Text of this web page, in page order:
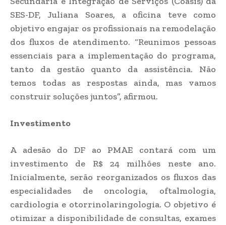
SES-DF, Juliana Soares, a oficina teve como
objetivo engajar os profissionais na remodelação
dos fluxos de atendimento. “Reunimos pessoas
essenciais para a implementação do programa,
tanto da gestão quanto da assistência. Não
temos todas as respostas ainda, mas vamos
construir soluções juntos”, afirmou.
Investimento
A adesão do DF ao PMAE contará com um
investimento de R$ 24 milhões neste ano.
Inicialmente, serão reorganizados os fluxos das
especialidades de oncologia, oftalmologia,
cardiologia e otorrinolaringologia. O objetivo é
otimizar a disponibilidade de consultas, exames